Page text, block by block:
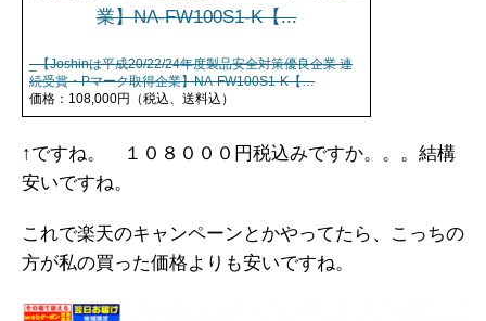
_【Joshinは平成20/22/24年度製品安全対策優良企業 連
続受賞・Pマーク取得企業】NA-FW100S1-K【…
価格：108,000円（税込、送料込）
↑ですね。 １０８０００円税込みですか。。。結構
安いですね。
これで楽天のキャンペーンとかやってたら、こっちの
方が私の買った価格よりも安いですね。